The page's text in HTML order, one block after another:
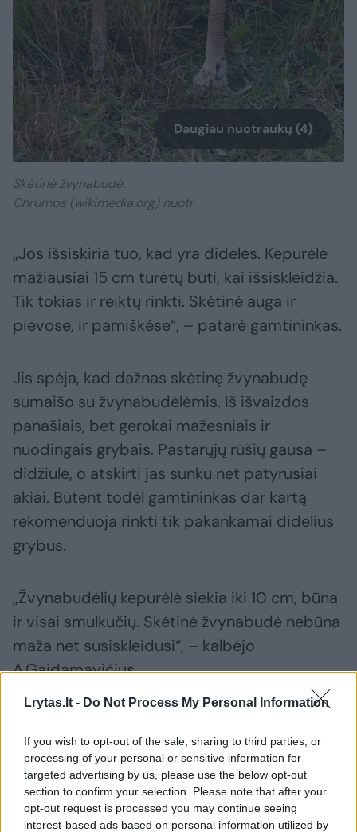
Lrytas.lt - Do Not Process My Personal Information
If you wish to opt-out of the sale, sharing to third parties, or
processing of your personal or sensitive information for
targeted advertising by us, please use the below opt-out
section to confirm your selection. Please note that after your
opt-out request is processed you may continue seeing
interest-based ads based on personal information utilized by
Daugiau nuotraukų (4)
Skėtinė žvynabudė.
Chrumps (wikimedia.org) nuotr.
„Jos išsiskiria tuo, kad yra didelės. Kepurėlė
mažiausiai 15 cm turėtų būti, kai išsiskleidžia.
Tik tokias ir reiktų rinkti. Skėtinė auga ir
pievose, ir pamiškėse“, – patarė gamtininkas.
Jis spėja, kad dažnas skėtinę žvynabudę
sumaišo su žvynabudėlėmis. Iš išvaizdos
panašiais, bet gerokai mažesniais ir
nuodingais grybais. Pastarųjų rūšių gausa –
didžiulė, o atskirti jas sunku net patyrusiai
akiai. Būtent todėl gamtininkas dar kartą
rekomenduoja rinkti tik pakankamai didelius
grybus.
„Žvynabudėlių kepurėlė siekia iki 10 cm, būna
ir visai smulkučių. Skėtinė žvynabudė nebūna
maža net susiskleidusi“, – kalbėjo
A.Gaidamavičius.
A.Gaidamavičius, dėl specifinio skonio ir
paruošimo būdo – voliojamas miltuose,
kiaušiniuose, džiuvesėliuose bei kepamas
aliejuje.